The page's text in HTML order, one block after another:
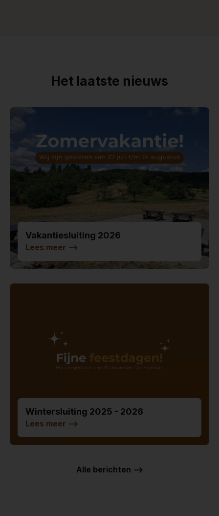
Het laatste nieuws
Vakantiesluiting 2026
Lees meer -->
Wintersluiting 2025 - 2026
Lees meer -->
Alle berichten -->